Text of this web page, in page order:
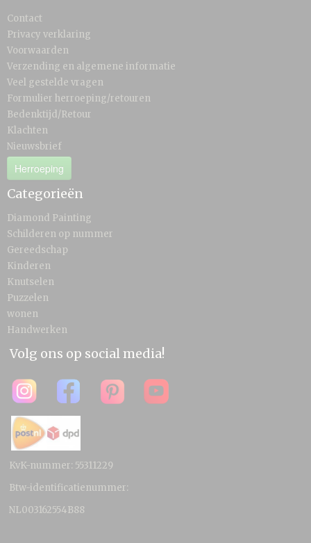
Contact
Privacy verklaring
Voorwaarden
Verzending en algemene informatie
Veel gestelde vragen
Formulier herroeping/retouren
Bedenktijd/Retour
Klachten
Nieuwsbrief
Herroeping
Categorieën
Diamond Painting
Schilderen op nummer
Gereedschap
Kinderen
Knutselen
Puzzelen
wonen
Handwerken
Volg ons op social media!
KvK-nummer: 55311229
Btw-identificatienummer:
NL003162554B88